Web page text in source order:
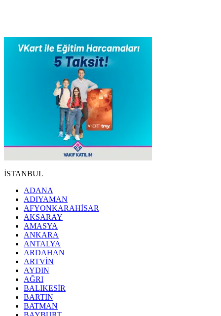
İSTANBUL
ADANA
ADIYAMAN
AFYONKARAHİSAR
AKSARAY
AMASYA
ANKARA
ANTALYA
ARDAHAN
ARTVİN
AYDIN
AĞRI
BALIKESİR
BARTIN
BATMAN